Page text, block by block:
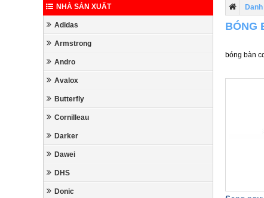
NHÀ SẢN XUẤT
Adidas
Armstrong
Andro
Avalox
Butterfly
Cornilleau
Darker
Dawei
DHS
Donic
BÓNG
bóng bàn